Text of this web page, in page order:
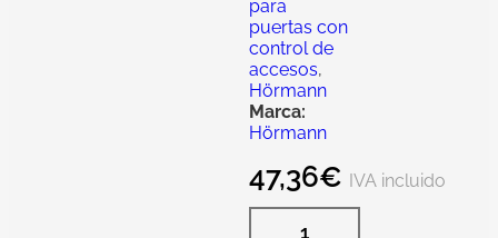
para
puertas con
control de
accesos,
Hörmann
Marca:
Hörmann
47,36€ IVA incluido